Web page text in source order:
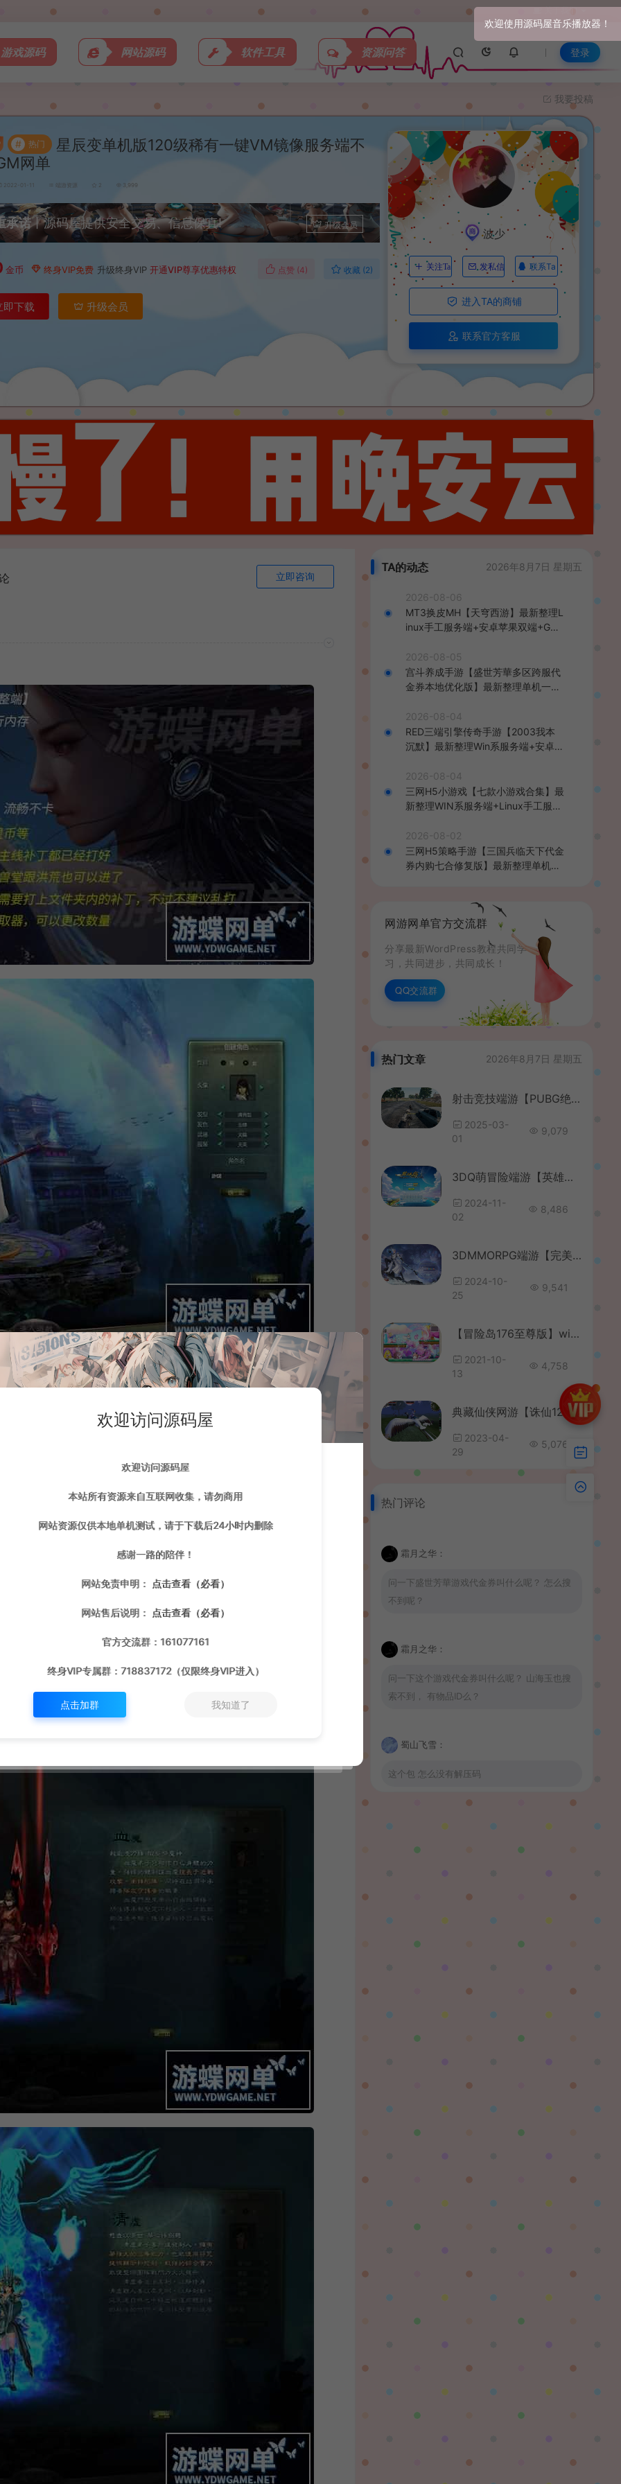
关于我们
游戏源码 网站源码 软件工具 资源问答 登录
我要投稿
# 热门
星辰变单机版120级稀有一键VM镜像服务端不
网单
2022-01-11 端游资源 2 3,999
承诺丨源码屋提供安全交易、信息保真! 升级会员
金币 终身VIP免费 升级终身VIP 开通VIP尊享优惠特权 点赞 (4) 收藏 (2)
即下载 升级会员
波少
关注Ta 发私信 联系Ta
进入TA的商铺
联系官方客服
立即咨询
TA的动态 2026年8月7日 星期五
2026-08-06
MT3换皮MH【天穹西游】最新整理L
inux手工服务端+安卓苹果双端+GM
教程
2026-08-05
宫斗养成手游【盛世芳華多区跨服代
金券本地优化版】最新整理单机一键
后台+安卓+详细搭建教程
2026-08-04
RED三端引擎传奇手游【2003我本
沉默】最新整理Win系服务端+安卓苹
2026-08-04
三网H5小游戏【七款小游戏合集】最
新整理WIN系服务端+Linux手工服务
2026-08-02
三网H5策略手游【三国兵临天下代金
券内购七合修复版】最新整理单机一
端+详细搭建教程+视频教程
网游网单官方交流群
分享最新WordPress教程共同学
习，共同进步，共同成长！
QQ交流群
热门文章 2026年8月7日 星期五
射击竞技端游【PUBG绝地求生】最新整理WIN系服务端+PC客户端+详细搭建教程
2025-03-
01
9,079
3DQ萌冒险端游【英雄岛】最新整理单机一键即玩镜像端+WIN系半手工服务端+PC客户端+详细搭建教程
2024-11-
02
8,486
3DMMORPG端游【完美世界国际版第3版173V34415职业】最新整理Linux手工服务端+GM工具+网页注册+管理后台+PC客户端+详细搭建教程
2024-10-
25
9,541
【冒险岛176至尊版】win一键端+客户端+全能GM工具+视频教程
2021-10-
13
4,758
典藏仙侠网游【诛仙124V270】最新整理五职业手工服务端+客户端+GM工具+GM命令+网页注册+详细搭建教程
2023-04-
29
5,076
热门评论
霜月之华：
问一下盛世芳華游戏代金券叫什么呢？ 怎么搜
不到呢？
霜月之华：
问一下这个游戏代金券叫什么呢？ 山海玉也搜
索不到， 有物品ID么？
蜀山飞雪：
这个包 怎么没有解压码
山海玉
欢迎访问源码屋
欢迎访问源码屋
本站所有资源来自互联网收集，请勿商用
网站资源仅供本地单机测试，请于下载后24小时内删除
感谢一路的陪伴！
网站免责申明： 点击查看（必看）
网站售后说明： 点击查看（必看）
官方交流群：161077161
终身VIP专属群：718837172（仅限终身VIP进入）
点击加群 我知道了